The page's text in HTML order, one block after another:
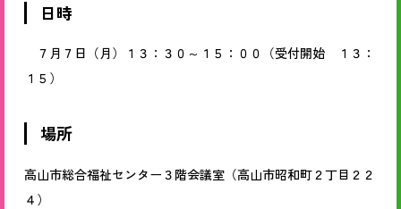
日時
７月７日（月）１３：３０～１５：００（受付開始 １３：
１５）
場所
高山市総合福祉センター３階会議室（高山市昭和町２丁目２２
４）